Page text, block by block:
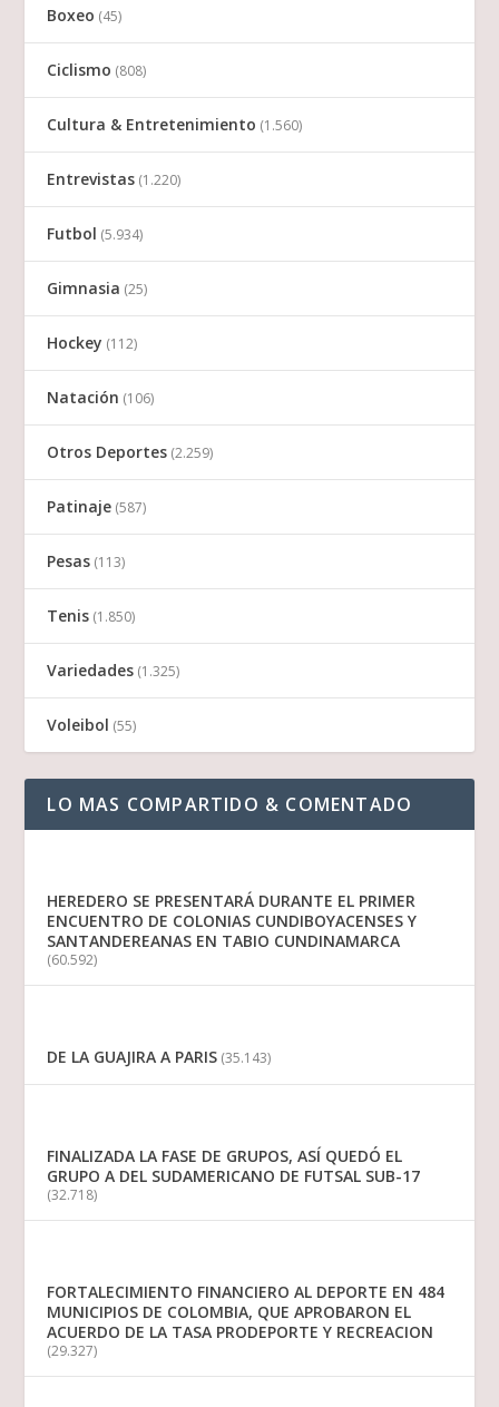
Boxeo (45)
Ciclismo (808)
Cultura & Entretenimiento (1.560)
Entrevistas (1.220)
Futbol (5.934)
Gimnasia (25)
Hockey (112)
Natación (106)
Otros Deportes (2.259)
Patinaje (587)
Pesas (113)
Tenis (1.850)
Variedades (1.325)
Voleibol (55)
LO MAS COMPARTIDO & COMENTADO
HEREDERO SE PRESENTARÁ DURANTE EL PRIMER
ENCUENTRO DE COLONIAS CUNDIBOYACENSES Y
SANTANDEREANAS EN TABIO CUNDINAMARCA
(60.592)
DE LA GUAJIRA A PARIS (35.143)
FINALIZADA LA FASE DE GRUPOS, ASÍ QUEDÓ EL
GRUPO A DEL SUDAMERICANO DE FUTSAL SUB-17
(32.718)
FORTALECIMIENTO FINANCIERO AL DEPORTE EN 484
MUNICIPIOS DE COLOMBIA, QUE APROBARON EL
ACUERDO DE LA TASA PRODEPORTE Y RECREACION
(29.327)